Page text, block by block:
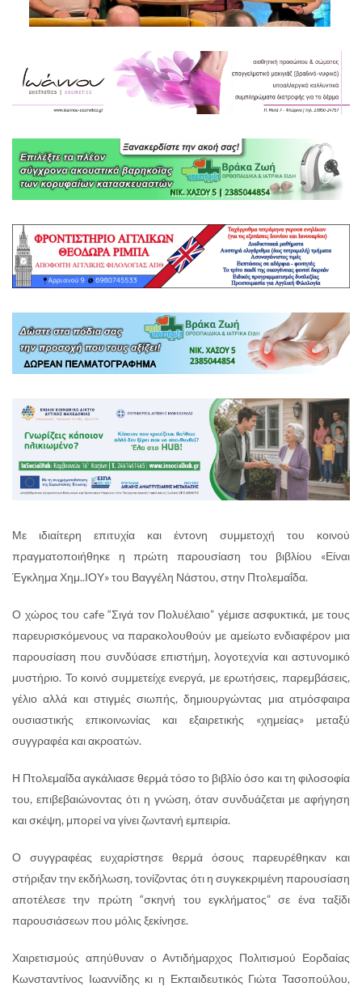
Με ιδιαίτερη επιτυχία και έντονη συμμετοχή του κοινού
πραγματοποιήθηκε η πρώτη παρουσίαση του βιβλίου «Είναι
Έγκλημα Χημ..ΙΟΥ» του Βαγγέλη Νάστου, στην Πτολεμαΐδα.
Ο χώρος του cafe “Σιγά τον Πολυέλαιο” γέμισε ασφυκτικά, με τους
παρευρισκόμενους να παρακολουθούν με αμείωτο ενδιαφέρον μια
παρουσίαση που συνδύασε επιστήμη, λογοτεχνία και αστυνομικό
μυστήριο. Το κοινό συμμετείχε ενεργά, με ερωτήσεις, παρεμβάσεις,
γέλιο αλλά και στιγμές σιωπής, δημιουργώντας μια ατμόσφαιρα
ουσιαστικής επικοινωνίας και εξαιρετικής «χημείας» μεταξύ
συγγραφέα και ακροατών.
Η Πτολεμαΐδα αγκάλιασε θερμά τόσο το βιβλίο όσο και τη φιλοσοφία
του, επιβεβαιώνοντας ότι η γνώση, όταν συνδυάζεται με αφήγηση
και σκέψη, μπορεί να γίνει ζωντανή εμπειρία.
Ο συγγραφέας ευχαρίστησε θερμά όσους παρευρέθηκαν και
στήριξαν την εκδήλωση, τονίζοντας ότι η συγκεκριμένη παρουσίαση
αποτέλεσε την πρώτη “σκηνή του εγκλήματος” σε ένα ταξίδι
παρουσιάσεων που μόλις ξεκίνησε.
Χαιρετισμούς απηύθυναν ο Αντιδήμαρχος Πολιτισμού Εορδαίας
Κωνσταντίνος Ιωαννίδης κι η Εκπαιδευτικός Γιώτα Τασοπούλου,